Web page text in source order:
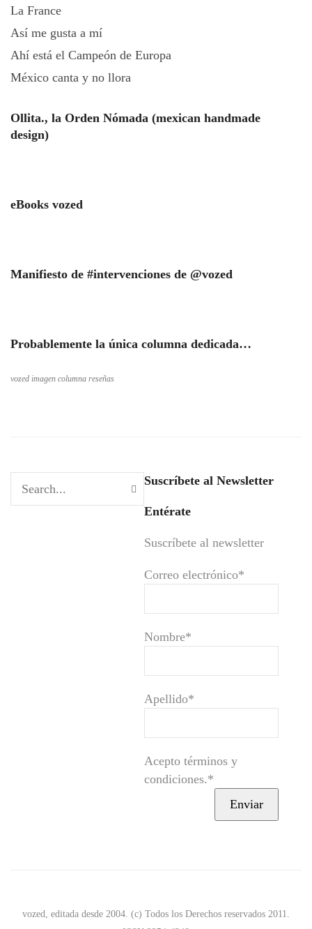
La France
Así me gusta a mí
Ahí está el Campeón de Europa
México canta y no llora
Ollita., la Orden Nómada (mexican handmade
design)
eBooks vozed
Manifiesto de #intervenciones de @vozed
Probablemente la única columna dedicada…
vozed imagen columna reseñas
Suscríbete al Newsletter
Entérate
Suscríbete al newsletter
Correo electrónico*
Nombre*
Apellido*
Acepto términos y
condiciones.*
vozed, editada desde 2004. (c) Todos los Derechos reservados 2011.